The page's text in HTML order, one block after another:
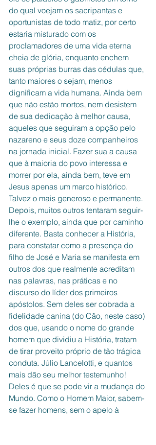
do qual voejam os sacripantas e
oportunistas de todo matiz, por certo
estaria misturado com os
proclamadores de uma vida eterna
cheia de glória, enquanto enchem
suas próprias burras das cédulas que,
tanto maiores o sejam, menos
dignificam a vida humana. Ainda bem
que não estão mortos, nem desistem
de sua dedicação à melhor causa,
aqueles que seguiram a opção pelo
nazareno e seus doze companheiros
na jornada inicial. Fazer sua a causa
que à maioria do povo interessa e
morrer por ela, ainda bem, teve em
Jesus apenas um marco histórico.
Talvez o mais generoso e permanente.
Depois, muitos outros tentaram seguir-
lhe o exemplo, ainda que por caminho
diferente. Basta conhecer a História,
para constatar como a presença do
filho de José e Maria se manifesta em
outros dos que realmente acreditam
nas palavras, nas práticas e no
discurso do líder dos primeiros
apóstolos. Sem deles ser cobrada a
fidelidade canina (do Cão, neste caso)
dos que, usando o nome do grande
homem que dividiu a História, tratam
de tirar proveito próprio de tão trágica
conduta. Júlio Lancelotti, e quantos
mais dão seu melhor testemunho!
Deles é que se pode vir a mudança do
Mundo. Como o Homem Maior, sabem-
se fazer homens, sem o apelo à